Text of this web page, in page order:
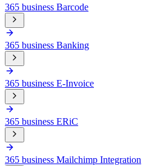
365 business Barcode
365 business Banking
365 business E-Invoice
365 business ERiC
365 business Mailchimp Integration